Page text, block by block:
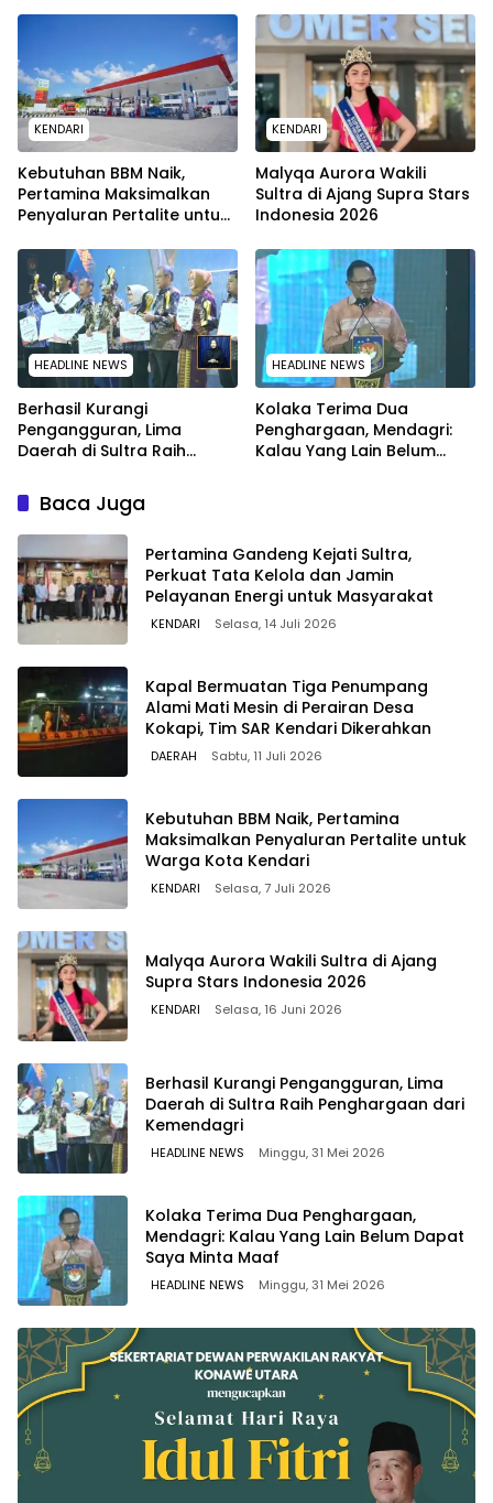
Dikerahkan
KENDARI
Kebutuhan BBM Naik,
Pertamina Maksimalkan
Penyaluran Pertalite untuk
KENDARI
Malyqa Aurora Wakili
Sultra di Ajang Supra Stars
Indonesia 2026
HEADLINE NEWS
Berhasil Kurangi
Pengangguran, Lima
Daerah di Sultra Raih
Kemendagri
HEADLINE NEWS
Kolaka Terima Dua
Penghargaan, Mendagri:
Kalau Yang Lain Belum
Baca Juga
Pertamina Gandeng Kejati Sultra,
Perkuat Tata Kelola dan Jamin
Pelayanan Energi untuk Masyarakat
KENDARI Selasa, 14 Juli 2026
Kapal Bermuatan Tiga Penumpang
Alami Mati Mesin di Perairan Desa
Kokapi, Tim SAR Kendari Dikerahkan
DAERAH Sabtu, 11 Juli 2026
Kebutuhan BBM Naik, Pertamina
Maksimalkan Penyaluran Pertalite untuk
Warga Kota Kendari
KENDARI Selasa, 7 Juli 2026
Malyqa Aurora Wakili Sultra di Ajang
Supra Stars Indonesia 2026
KENDARI Selasa, 16 Juni 2026
Berhasil Kurangi Pengangguran, Lima
Daerah di Sultra Raih Penghargaan dari
Kemendagri
HEADLINE NEWS Minggu, 31 Mei 2026
Kolaka Terima Dua Penghargaan,
Mendagri: Kalau Yang Lain Belum Dapat
Saya Minta Maaf
HEADLINE NEWS Minggu, 31 Mei 2026